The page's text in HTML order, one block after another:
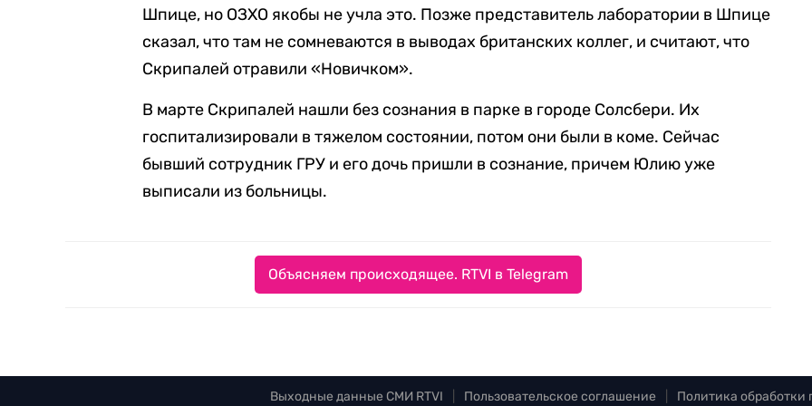
Шпице, но ОЗХО якобы не учла это. Позже представитель лаборатории в Шпице
сказал, что там не сомневаются в выводах британских коллег, и считают, что
Скрипалей отравили «Новичком».
В марте Скрипалей нашли без сознания в парке в городе Солсбери. Их
госпитализировали в тяжелом состоянии, потом они были в коме. Сейчас
бывший сотрудник ГРУ и его дочь пришли в сознание, причем Юлию уже
выписали из больницы.
Объясняем происходящее. RTVI в Telegram
Выходные данные СМИ RTVI Пользовательское соглашение Политика